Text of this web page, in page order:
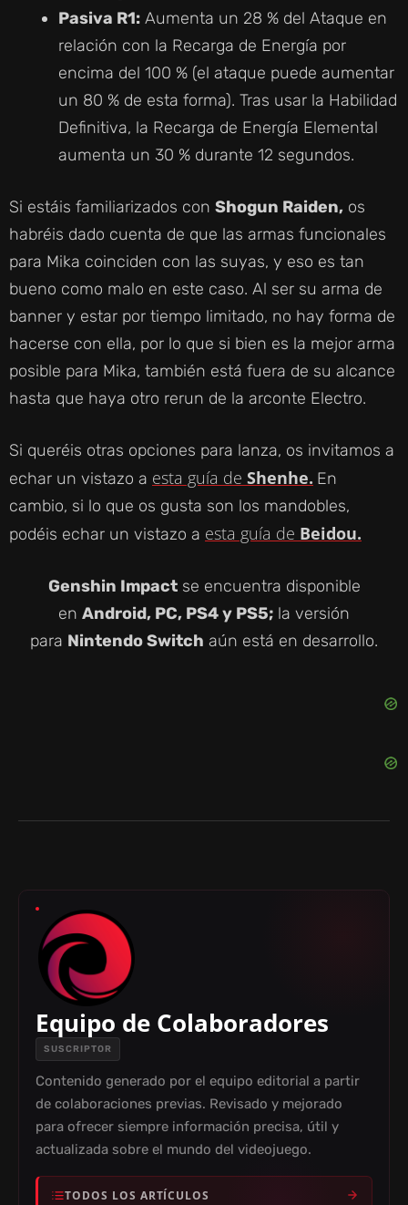
Pasiva R1: Aumenta un 28 % del Ataque en
relación con la Recarga de Energía por
encima del 100 % (el ataque puede aumentar
un 80 % de esta forma). Tras usar la Habilidad
Definitiva, la Recarga de Energía Elemental
aumenta un 30 % durante 12 segundos.
Si estáis familiarizados con Shogun Raiden, os
habréis dado cuenta de que las armas funcionales
para Mika coinciden con las suyas, y eso es tan
bueno como malo en este caso. Al ser su arma de
banner y estar por tiempo limitado, no hay forma de
hacerse con ella, por lo que si bien es la mejor arma
posible para Mika, también está fuera de su alcance
hasta que haya otro rerun de la arconte Electro.
Si queréis otras opciones para lanza, os invitamos a
echar un vistazo a esta guía de Shenhe. En
cambio, si lo que os gusta son los mandobles,
podéis echar un vistazo a esta guía de Beidou.
Genshin Impactse encuentra disponible
en Android, PC, PS4 y PS5; la versión
para Nintendo Switch aún está en desarrollo.
Equipo de Colaboradores
SUSCRIPTOR
Contenido generado por el equipo editorial a partir
de colaboraciones previas. Revisado y mejorado
para ofrecer siempre información precisa, útil y
actualizada sobre el mundo del videojuego.
TODOS LOS ARTÍCULOS